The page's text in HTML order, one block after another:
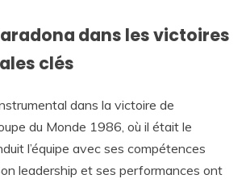
dans les victoires
clés
dans la victoire de
du Monde 1986, où il était le
l’équipe avec ses compétences
leadership et ses performances ont